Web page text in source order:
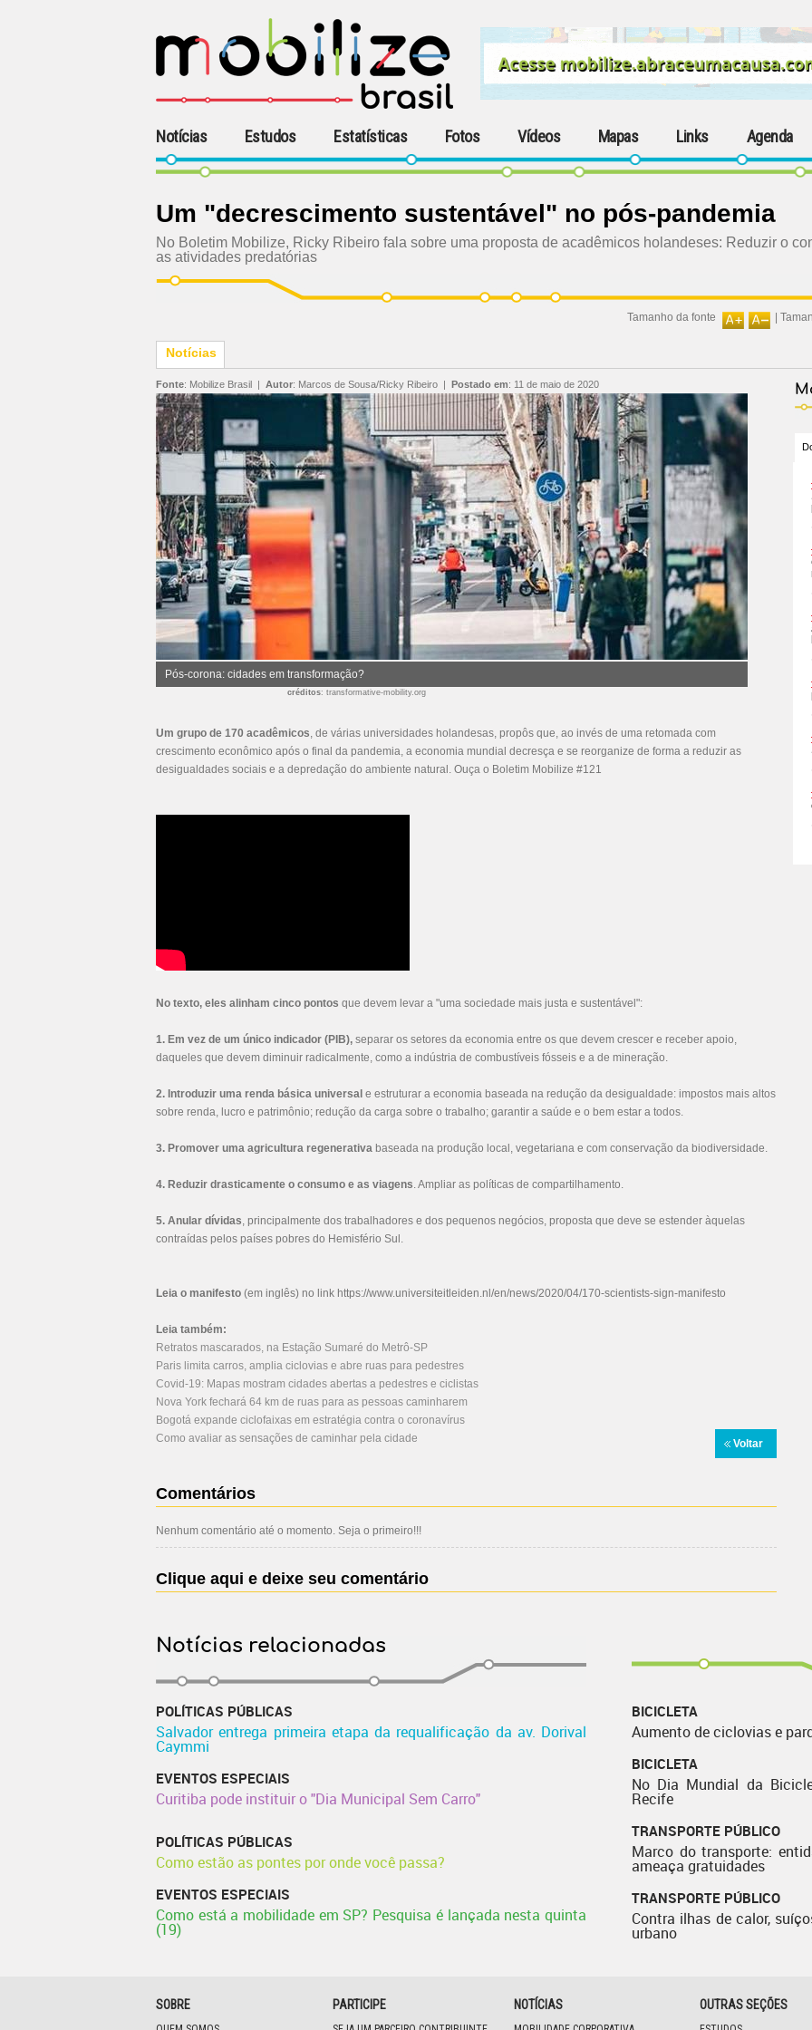
Notícias Estudos Estatísticas Fotos Vídeos Mapas Links Agenda
Um "decrescimento sustentável" no pós-pandemia
No Boletim Mobilize, Ricky Ribeiro fala sobre uma proposta de acadêmicos holandeses: Reduzir o
as atividades predatórias
Tamanho da fonte
Notícias
Fonte: Mobilize Brasil | Autor: Marcos de Sousa/Ricky Ribeiro | Postado em: 11 de maio de 2020
Pós-corona: cidades em transformação?
créditos: transformative-mobility.org
Um grupo de 170 acadêmicos, de várias universidades holandesas, propôs que, ao invés de uma retomada com
crescimento econômico após o final da pandemia, a economia mundial decresça e se reorganize de forma a reduzir as
desigualdades sociais e a depredação do ambiente natural. Ouça o Boletim Mobilize #121
No texto, eles alinham cinco pontos que devem levar a "uma sociedade mais justa e sustentável":
1. Em vez de um único indicador (PIB), separar os setores da economia entre os que devem crescer e receber apoio,
daqueles que devem diminuir radicalmente, como a indústria de combustíveis fósseis e a de mineração.
2. Introduzir uma renda básica universal e estruturar a economia baseada na redução da desigualdade: impostos mais altos
sobre renda, lucro e patrimônio; redução da carga sobre o trabalho; garantir a saúde e o bem estar a todos.
3. Promover uma agricultura regenerativa baseada na produção local, vegetariana e com conservação da biodiversidade.
4. Reduzir drasticamente o consumo e as viagens. Ampliar as políticas de compartilhamento.
5. Anular dívidas, principalmente dos trabalhadores e dos pequenos negócios, proposta que deve se estender àquelas
contraídas pelos países pobres do Hemisfério Sul.
Leia o manifesto (em inglês) no link https://www.universiteitleiden.nl/en/news/2020/04/170-scientists-sign-manifesto
Leia também:
Retratos mascarados, na Estação Sumaré do Metrô-SP
Paris limita carros, amplia ciclovias e abre ruas para pedestres
Covid-19: Mapas mostram cidades abertas a pedestres e ciclistas
Nova York fechará 64 km de ruas para as pessoas caminharem
Bogotá expande ciclofaixas em estratégia contra o coronavírus
Como avaliar as sensações de caminhar pela cidade
Voltar
Comentários
Nenhum comentário até o momento. Seja o primeiro!!!
Clique aqui e deixe seu comentário
Notícias relacionadas
POLÍTICAS PÚBLICAS
Salvador entrega primeira etapa da requalificação da av. Dorival
Caymmi
EVENTOS ESPECIAIS
Curitiba pode instituir o "Dia Municipal Sem Carro"
POLÍTICAS PÚBLICAS
Como estão as pontes por onde você passa?
EVENTOS ESPECIAIS
Como está a mobilidade em SP? Pesquisa é lançada nesta quinta
(19)
BICICLETA
Aumento de ciclovias e
BICICLETA
No Dia Mundial da
Recife
TRANSPORTE PÚBLICO
Marco do transporte:
ameaça gratuidades
TRANSPORTE PÚBLICO
Contra ilhas de calor,
urbano
SOBRE PARTICIPE NOTÍCIAS OUTRAS SEÇÕES